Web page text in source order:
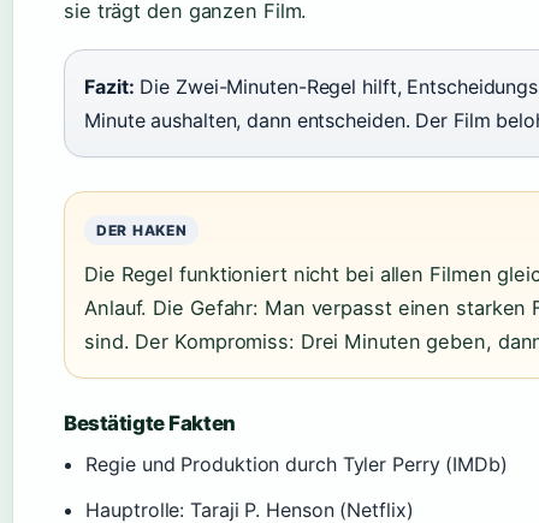
sie trägt den ganzen Film.
Fazit: Die Zwei-Minuten-Regel hilft,
Minute aushalten, dann entscheiden. Der Film
DER HAKEN
Die Regel funktioniert nicht bei allen Filmen
Anlauf. Die Gefahr: Man verpasst einen
sind. Der Kompromiss: Drei Minuten geben,
Bestätigte Fakten
Regie und Produktion durch Tyler Perry (IMDb)
Hauptrolle: Taraji P. Henson (Netflix)